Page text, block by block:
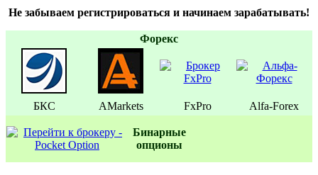
Не забываем регистрироваться и начинаем зарабатывать!
Форекс
БКС AMarkets FxPro Alfa-Forex
Бинаpные
oпционы